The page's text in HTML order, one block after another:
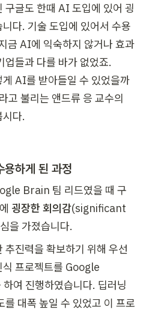
구글도 한때 AI 도입에 있어 굉
다. 기술 도입에 있어서 수용
금 AI에 익숙하지 않거나 효과
업들과 다를 바가 없었죠.
AI를 받아들일 수 있었을까
고 불리는 앤드류 응 교수의
다.
하게 된 과정
Brain 팀 리드였을 때 구
굉장한 회의감(significant
을 가졌습니다.
추진력을 확보하기 위해 우선
식 프로젝트를 Google
여 진행하였습니다. 딥러닝
를 대폭 높일 수 있었고 이 프로